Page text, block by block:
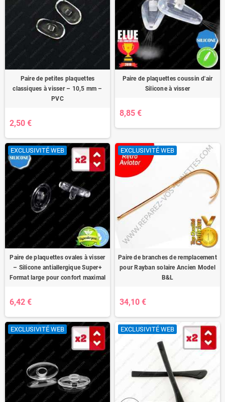
Paire de petites plaquettes
classiques à visser – 10,5 mm –
PVC
2,50 €
Paire de plaquettes coussin d'air
Silicone à visser
8,85 €
EXCLUSIVITÉ WEB
Paire de plaquettes ovales à visser
– Silicone antiallergique Super+
Format large pour confort maximal
6,42 €
EXCLUSIVITÉ WEB
Paire de branches de remplacement
pour Rayban solaire Ancien Model
B&L
34,10 €
EXCLUSIVITÉ WEB EXCLUSIVITÉ WEB